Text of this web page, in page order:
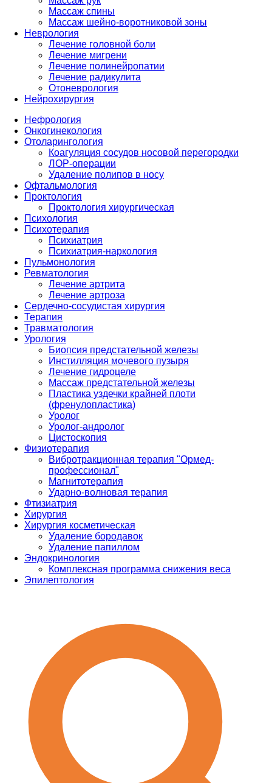
Массаж спины
Массаж шейно-воротниковой зоны
Неврология
Лечение головной боли
Лечение мигрени
Лечение полинейропатии
Лечение радикулита
Отоневрология
Нейрохирургия
Нефрология
Онкогинекология
Отоларингология
Коагуляция сосудов носовой перегородки
ЛОР-операции
Удаление полипов в носу
Офтальмология
Проктология
Проктология хирургическая
Психология
Психотерапия
Психиатрия
Психиатрия-наркология
Пульмонология
Ревматология
Лечение артрита
Лечение артроза
Сердечно-сосудистая хирургия
Терапия
Травматология
Урология
Биопсия предстательной железы
Инстилляция мочевого пузыря
Лечение гидроцеле
Массаж предстательной железы
Пластика уздечки крайней плоти
(френулопластика)
Уролог
Уролог-андролог
Цистоскопия
Физиотерапия
Вибротракционная терапия "Ормед-
профессионал"
Магнитотерапия
Ударно-волновая терапия
Фтизиатрия
Хирургия
Хирургия косметическая
Удаление бородавок
Удаление папиллом
Эндокринология
Комплексная программа снижения веса
Эпилептология